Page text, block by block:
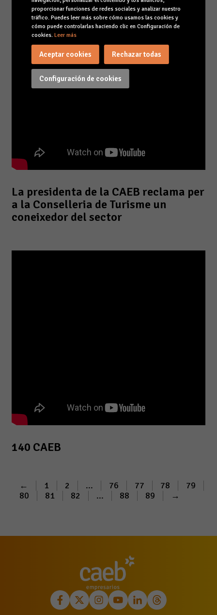
La presidenta de la CAEB reclama per
a la Conselleria de Turisme un
coneixedor del sector
140 CAEB
← 1 2 ... 76 77 78
79
80
81 82 ... 88 89 →
proporcionar funciones de redes sociales y analizar nuestro
tráfico. Puedes leer más sobre cómo usamos las cookies y
cómo puede controlarlas haciendo clic en Configuración de
cookies. Leer más
Configuración de cookies
Aceptar cookies Rechazar todas